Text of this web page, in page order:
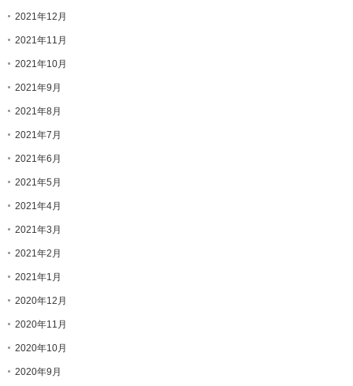
2021年12月
2021年11月
2021年10月
2021年9月
2021年8月
2021年7月
2021年6月
2021年5月
2021年4月
2021年3月
2021年2月
2021年1月
2020年12月
2020年11月
2020年10月
2020年9月